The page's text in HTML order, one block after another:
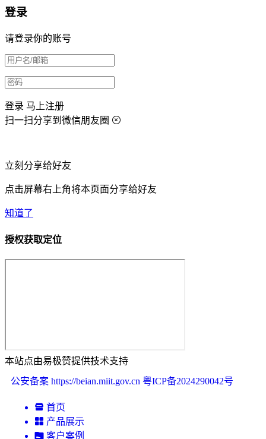
登录
请登录你的账号
登录 马上注册
扫一扫分享到微信朋友圈
立刻分享给好友
点击屏幕右上角将本页面分享给好友
知道了
授权获取定位
本站点由易极赞提供技术支持
公安备案 https://beian.miit.gov.cn 粤ICP备2024290042号
首页
产品展示
客户案例